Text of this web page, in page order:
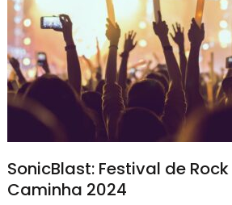
SonicBlast: Festival de
Caminha 2024